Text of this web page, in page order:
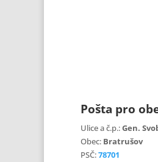
Pošta pro
Ulice a č.p.:Gen.
Obec: Bratrušov
PSČ:78701